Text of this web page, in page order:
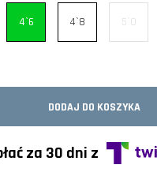
4`6 4`8 5`0
DODAJ DO KOSZYKA
za 30 dni z